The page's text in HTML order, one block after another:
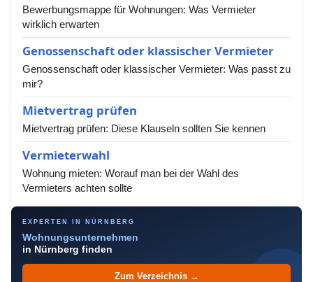
Bewerbungsmappe für Wohnungen: Was Vermieter
wirklich erwarten
Genossenschaft oder klassischer Vermieter
Genossenschaft oder klassischer Vermieter: Was passt zu
mir?
Mietvertrag prüfen
Mietvertrag prüfen: Diese Klauseln sollten Sie kennen
Vermieterwahl
Wohnung mieten: Worauf man bei der Wahl des
Vermieters achten sollte
EXPERTEN IN NÜRNBERG
Wohnungsunternehmen
in Nürnberg finden
Zum Verzeichnis →